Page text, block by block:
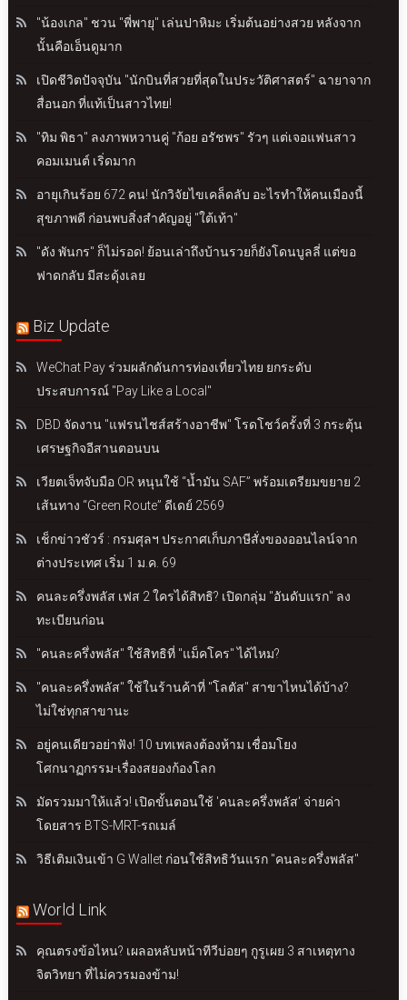
"น้องเกล" ชวน "พี่พายุ" เล่นปาหิมะ เริ่มต้นอย่างสวย หลังจาก
นั้นคือเอ็นดูมาก
เปิดชีวิตปัจจุบัน "นักบินที่สวยที่สุดในประวัติศาสตร์" ฉายาจาก
สื่อนอก ที่แท้เป็นสาวไทย!
"ทิม พิธา" ลงภาพหวานคู่ "ก้อย อรัชพร" รัวๆ แต่เจอแฟนสาว
คอมเมนต์ เริ่ดมาก
อายุเกินร้อย 672 คน! นักวิจัยไขเคล็ดลับ อะไรทำให้คนเมืองนี้
สุขภาพดี ก่อนพบสิ่งสำคัญอยู่ "ใต้เท้า"
"ดัง พันกร" ก็ไม่รอด! ย้อนเล่าถึงบ้านรวยก็ยังโดนบูลลี่ แต่ขอ
ฟาดกลับ มีสะดุ้งเลย
Biz Update
WeChat Pay ร่วมผลักดันการท่องเที่ยวไทย ยกระดับ
ประสบการณ์ "Pay Like a Local"
DBD จัดงาน "แฟรนไชส์สร้างอาชีพ" โรดโชว์ครั้งที่ 3 กระตุ้น
เศรษฐกิจอีสานตอนบน
เวียตเจ็ทจับมือ OR หนุนใช้ “น้ำมัน SAF” พร้อมเตรียมขยาย 2
เส้นทาง “Green Route” ดีเดย์ 2569
เช็กข่าวชัวร์ : กรมศุลฯ ประกาศเก็บภาษีสั่งของออนไลน์จาก
ต่างประเทศ เริ่ม 1 ม.ค. 69
คนละครึ่งพลัส เฟส 2 ใครได้สิทธิ? เปิดกลุ่ม "อันดับแรก" ลง
ทะเบียนก่อน
"คนละครึ่งพลัส" ใช้สิทธิที่ "แม็คโคร" ได้ไหม?
"คนละครึ่งพลัส" ใช้ในร้านค้าที่ "โลตัส" สาขาไหนได้บ้าง?
ไม่ใช่ทุกสาขานะ
อยู่คนเดียวอย่าฟัง! 10 บทเพลงต้องห้าม เชื่อมโยง
โศกนาฏกรรม-เรื่องสยองก้องโลก
มัดรวมมาให้แล้ว! เปิดขั้นตอนใช้ 'คนละครึ่งพลัส' จ่ายค่า
โดยสาร BTS-MRT-รถเมล์
วิธีเติมเงินเข้า G Wallet ก่อนใช้สิทธิวันแรก "คนละครึ่งพลัส"
World Link
คุณตรงข้อไหน? เผลอหลับหน้าทีวีบ่อยๆ กูรูเผย 3 สาเหตุทาง
จิตวิทยา ที่ไม่ควรมองข้าม!